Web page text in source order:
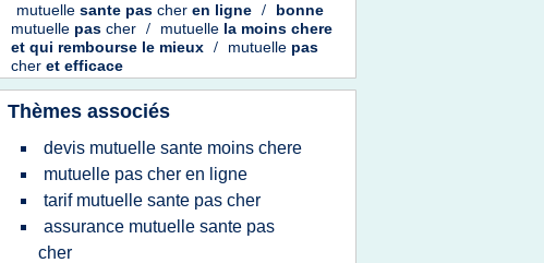
mutuelle sante pas cher en ligne /
bonne
mutuelle pas cher / mutuelle la moins chere
et qui rembourse le mieux / mutuelle pas
cher et efficace
Thèmes associés
devis mutuelle sante moins chere
mutuelle pas cher en ligne
tarif mutuelle sante pas cher
assurance mutuelle sante pas
cher